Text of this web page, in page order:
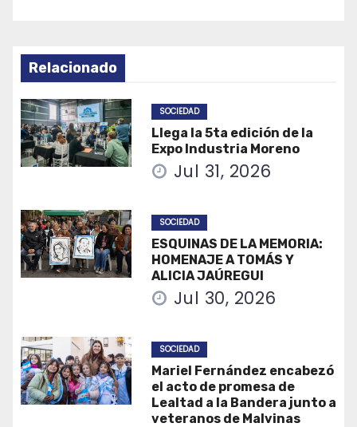
Relacionado
SOCIEDAD
Llega la 5ta edición de la
Expo Industria Moreno
Jul 31, 2026
SOCIEDAD
ESQUINAS DE LA MEMORIA:
HOMENAJE A TOMÁS Y
ALICIA JAÚREGUI
Jul 30, 2026
SOCIEDAD
Mariel Fernández encabezó
el acto de promesa de
Lealtad a la Bandera junto a
veteranos de Malvinas